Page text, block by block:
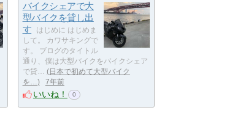
バイクシェアで大
型バイクを貸し出
す
はじめに はじめま
して。 カワサキングで
す。 ブログのタイトル
通り、僕は大型バイクをバイクシェア
で貸…
日本で初めて大型バイク
を…
7年前
いいね！ 0